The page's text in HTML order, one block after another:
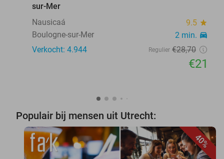
sur-Mer
Nausicaá
9.5 star
Boulogne-sur-Mer 2 min. directions_car
Verkocht: 4.944 Regulier €28,70
€21
Populair bij mensen uit Utrecht:
40%